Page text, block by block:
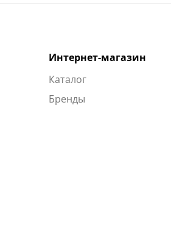
Интернет-магазин
Каталог
Бренды